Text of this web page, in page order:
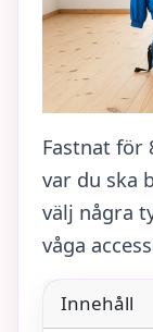
Fastnat för
var du ska
välj några
våga
Innehåll